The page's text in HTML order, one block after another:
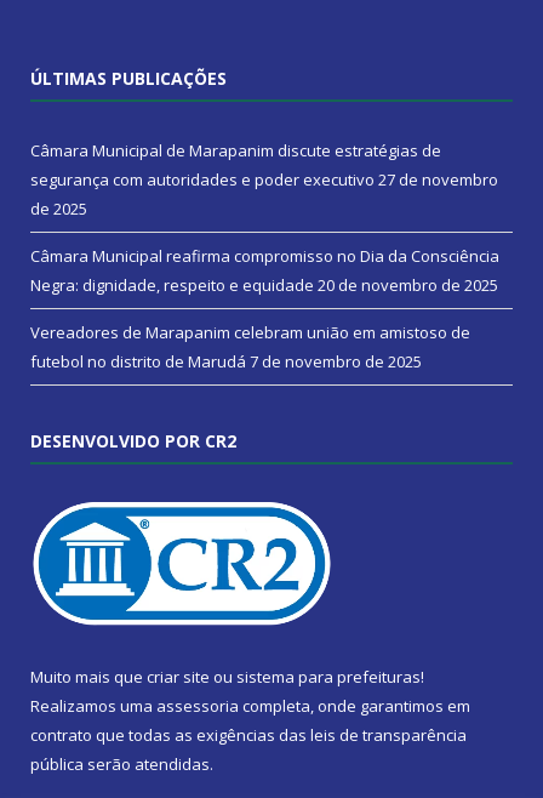
ÚLTIMAS PUBLICAÇÕES
Câmara Municipal de Marapanim discute estratégias de
segurança com autoridades e poder executivo 27 de novembro
de 2025
Câmara Municipal reafirma compromisso no Dia da Consciência
Negra: dignidade, respeito e equidade 20 de novembro de 2025
Vereadores de Marapanim celebram união em amistoso de
futebol no distrito de Marudá 7 de novembro de 2025
DESENVOLVIDO POR CR2
Muito mais que criar site ou sistema para prefeituras!
Realizamos uma assessoria completa, onde garantimos em
contrato que todas as exigências das leis de transparência
pública serão atendidas.